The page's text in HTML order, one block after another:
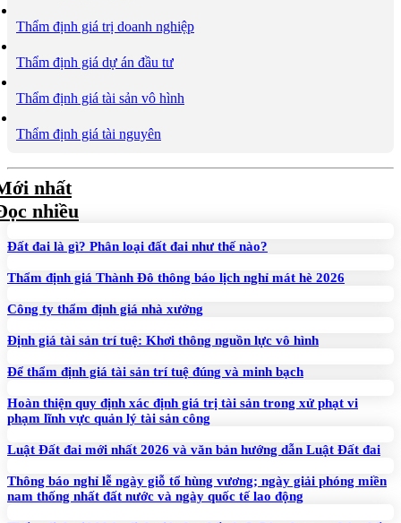
Thẩm định giá trị doanh nghiệp
Thẩm định giá dự án đầu tư
Thẩm định giá tài sản vô hình
Thẩm định giá tài nguyên
nhất
nhiều
Đất đai là gì? Phân loại đất đai như thế nào?
Thẩm định giá Thành Đô thông báo lịch nghỉ mát hè 2026
Công ty thẩm định giá nhà xưởng
Định giá tài sản trí tuệ: Khơi thông nguồn lực vô hình
Để thẩm định giá tài sản trí tuệ đúng và minh bạch
Hoàn thiện quy định xác định giá trị tài sản trong xử phạt vi
phạm lĩnh vực quản lý tài sản công
Luật Đất đai mới nhất 2026 và văn bản hướng dẫn Luật Đất đai
Thông báo nghỉ lễ ngày giỗ tổ hùng vương; ngày giải phóng miền
nam thống nhất đất nước và ngày quốc tế lao động